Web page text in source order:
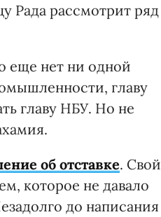
Рада рассмотрит ряд
еще нет ни одной
главу
главу НБУ. Но не
об отставке. Свой
которое не давало
до написания